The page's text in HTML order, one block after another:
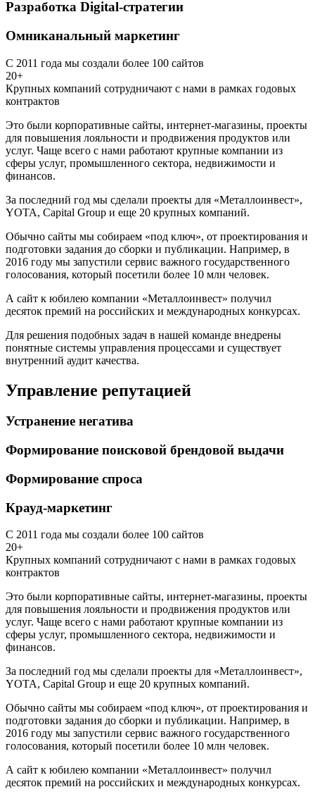
Разработка Digital-стратегии
Омниканальный маркетинг
С 2011 года мы создали более 100 сайтов
20+
Крупных компаний сотрудничают с нами в рамках годовых
контрактов
Это были корпоративные сайты, интернет-магазины, проекты
для повышения лояльности и продвижения продуктов или
услуг. Чаще всего с нами работают крупные компании из
сферы услуг, промышленного сектора, недвижимости и
финансов.
За последний год мы сделали проекты для «Металлоинвест»,
YOTA, Capital Group и еще 20 крупных компаний.
Обычно сайты мы собираем «под ключ», от проектирования и
подготовки задания до сборки и публикации. Например, в
2016 году мы запустили сервис важного государственного
голосования, который посетили более 10 млн человек.
А сайт к юбилею компании «Металлоинвест» получил
десяток премий на российских и международных конкурсах.
Для решения подобных задач в нашей команде внедрены
понятные системы управления процессами и существует
внутренний аудит качества.
Управление репутацией
Устранение негатива
Формирование поисковой брендовой выдачи
Формирование спроса
Крауд-маркетинг
С 2011 года мы создали более 100 сайтов
20+
Крупных компаний сотрудничают с нами в рамках годовых
контрактов
Это были корпоративные сайты, интернет-магазины, проекты
для повышения лояльности и продвижения продуктов или
услуг. Чаще всего с нами работают крупные компании из
сферы услуг, промышленного сектора, недвижимости и
финансов.
За последний год мы сделали проекты для «Металлоинвест»,
YOTA, Capital Group и еще 20 крупных компаний.
Обычно сайты мы собираем «под ключ», от проектирования и
подготовки задания до сборки и публикации. Например, в
2016 году мы запустили сервис важного государственного
голосования, который посетили более 10 млн человек.
А сайт к юбилею компании «Металлоинвест» получил
десяток премий на российских и международных конкурсах.